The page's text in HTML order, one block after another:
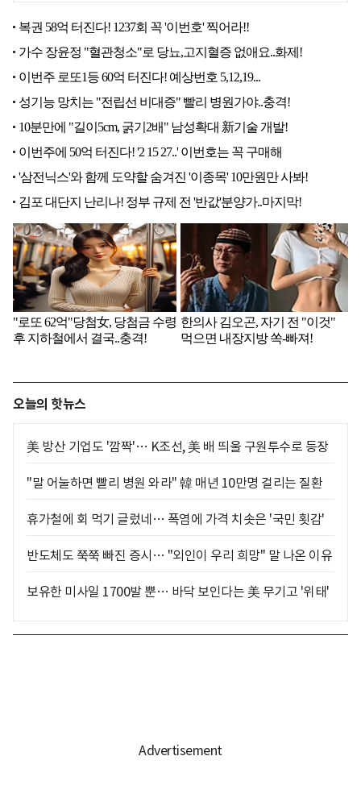
오늘의 핫뉴스
美 방산 기업도 '깜짝'… K조선, 美 배 띄울 구원투수로 등장
"말 어눌하면 빨리 병원 와라" 韓 매년 10만명 걸리는 질환
휴가철에 회 먹기 글렀네… 폭염에 가격 치솟은 '국민 횟감'
반도체도 쭉쭉 빠진 증시… "외인이 우리 희망" 말 나온 이유
보유한 미사일 1700발 뿐… 바닥 보인다는 美 무기고 '위태'